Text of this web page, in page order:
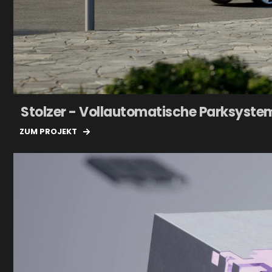
Stolzer - Vollautomatische
ZUM PROJEKT